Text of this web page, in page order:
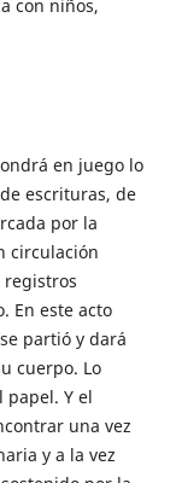
con niños,
en juego lo
escrituras, de
por la
circulación
En este acto
partió y dará
cuerpo. Lo
papel. Y el
una vez
y a la vez